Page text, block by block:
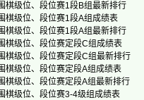
棋级位、段位赛1段B组最新排行
棋级位、段位赛1段A组成绩表
棋级位、段位赛1段A组最新排行
棋级位、段位赛定段C组成绩表
棋级位、段位赛定段C组最新排行
棋级位、段位赛定段A组成绩表
棋级位、段位赛定段A组最新排行
棋级位、段位赛3-4级组成绩表